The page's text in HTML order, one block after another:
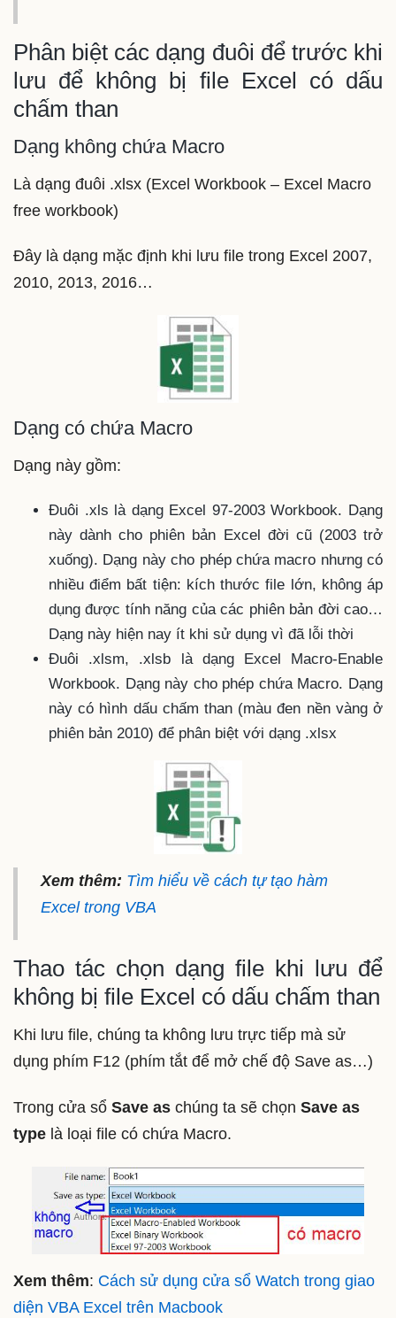
Phân biệt các dạng đuôi để trước khi
lưu để không bị file Excel có dấu
chấm than
Dạng không chứa Macro
Là dạng đuôi .xlsx (Excel Workbook – Excel Macro
free workbook)
Đây là dạng mặc định khi lưu file trong Excel 2007,
2010, 2013, 2016…
Dạng có chứa Macro
Dạng này gồm:
Đuôi .xls là dạng Excel 97-2003 Workbook. Dạng
này dành cho phiên bản Excel đời cũ (2003 trở
xuống). Dạng này cho phép chứa macro nhưng có
nhiều điểm bất tiện: kích thước file lớn, không áp
dụng được tính năng của các phiên bản đời cao…
Dạng này hiện nay ít khi sử dụng vì đã lỗi thời
Đuôi .xlsm, .xlsb là dạng Excel Macro-Enable
Workbook. Dạng này cho phép chứa Macro. Dạng
này có hình dấu chấm than (màu đen nền vàng ở
phiên bản 2010) để phân biệt với dạng .xlsx
Xem thêm: Tìm hiểu về cách tự tạo hàm
Excel trong VBA
Thao tác chọn dạng file khi lưu để
không bị file Excel có dấu chấm than
Khi lưu file, chúng ta không lưu trực tiếp mà sử
dụng phím F12 (phím tắt để mở chế độ Save as…)
Trong cửa sổ Save as chúng ta sẽ chọn Save as
type là loại file có chứa Macro.
Xem thêm: Cách sử dụng cửa sổ Watch trong giao
diện VBA Excel trên Macbook